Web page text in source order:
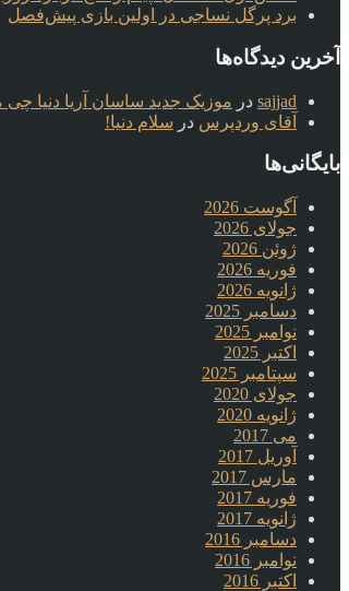
برد پرگل نساجی در اولین بازی پیش‌فصل
آخرین دیدگاه‌ها
sajjad در موزیک جدید ساسان آریا دنیا چی
آقای وردپرس در سلام دنیا!
بایگانی‌ها
آگوست 2026
جولای 2026
ژوئن 2026
فوریه 2026
ژانویه 2026
دسامبر 2025
نوامبر 2025
اکتبر 2025
سپتامبر 2025
جولای 2020
ژانویه 2020
می 2017
آوریل 2017
مارس 2017
فوریه 2017
ژانویه 2017
دسامبر 2016
نوامبر 2016
اکتبر 2016